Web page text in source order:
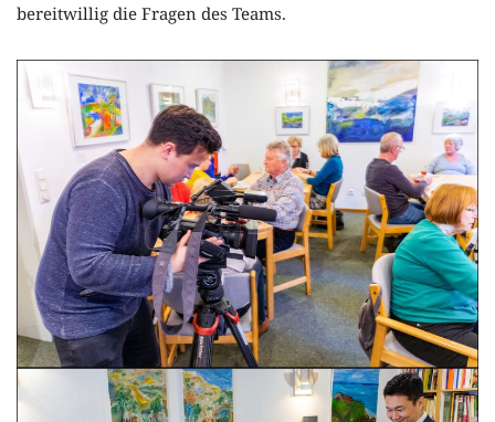
bereitwillig die Fragen des Teams.